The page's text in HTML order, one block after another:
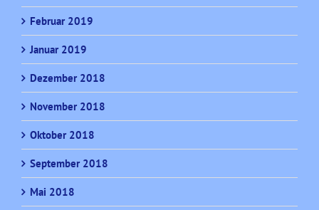
Februar 2019
Januar 2019
Dezember 2018
November 2018
Oktober 2018
September 2018
Mai 2018